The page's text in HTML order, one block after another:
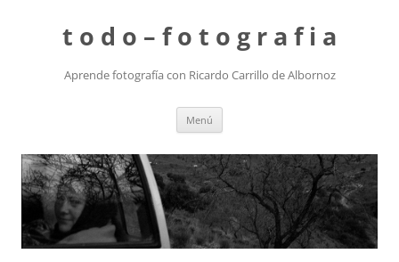
t o d o – f o t o g r a f i a
Aprende fotografía con Ricardo Carrillo de Albornoz
Menú